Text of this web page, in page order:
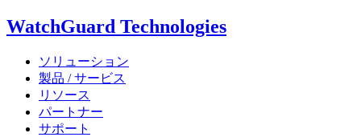
WatchGuard Technologies
ソリューション
製品 / サービス
リソース
パートナー
サポート